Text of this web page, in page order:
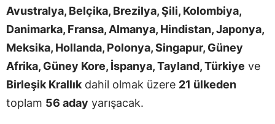
Avustralya, Belçika, Brezilya, Şili, Kolombiya,
Danimarka, Fransa, Almanya, Hindistan, Japonya,
Meksika, Hollanda, Polonya, Singapur, Güney
Afrika, Güney Kore, İspanya, Tayland, Türkiye ve
Birleşik Krallıkdahil olmak üzere 21 ülkeden
toplam 56 aday yarışacak.